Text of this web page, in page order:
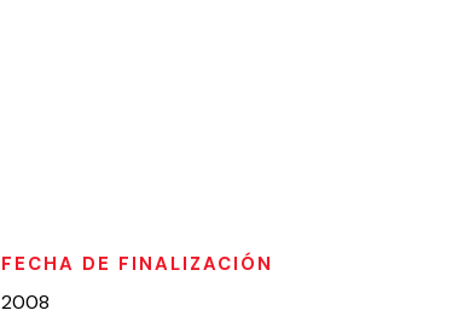
FECHA DE FINALIZACIÓN
2008